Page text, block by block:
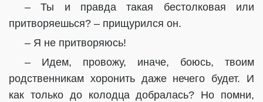
– Ты и правда такая бестолковая или
притворяешься? – прищурился он.
– Я не притворяюсь!
– Идем, провожу, иначе, боюсь, твоим
родственникам хоронить даже нечего будет. И
как только до колодца добралась? Но помни,